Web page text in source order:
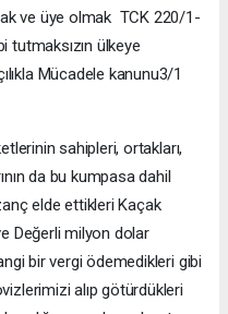
ve üye olmak TCK 220/1-
tutmaksızın ülkeye
Mücadele kanunu3/1
sahipleri, ortakları,
da bu kumpasa dahil
elde ettikleri Kaçak
Değerli milyon dolar
bir vergi ödemedikleri gibi
alıp götürdükleri